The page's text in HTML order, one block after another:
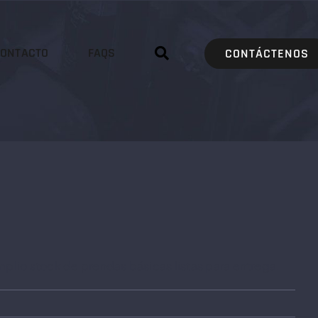
FAQS CONTÁCTENOS